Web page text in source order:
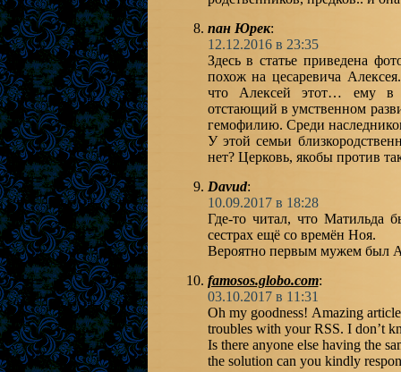
пан Юрек:
12.12.2016 в 23:35
Здесь в статье приведена
похож на цесаревича
что Алексей этот… ему в
отстающий в умственном
гемофилию. Среди
У этой семьи
нет? Церковь, якобы против
Davud:
10.09.2017 в 18:28
Где-то читал, что Матильда
сестрах ещё со времён Ноя.
Вероятно первым мужем был
famosos.globo.com:
03.10.2017 в 11:31
Oh my goodness! Amazing
troubles with your RSS. I don’t
Is there anyone else having the
the solution can you kindly